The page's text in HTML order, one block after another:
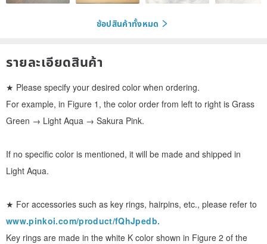
ช้อปสินค้าทั้งหมด
รายละเอียดสินค้า
★ Please specify your desired color when ordering.
For example, in Figure 1, the color order from left to right is Grass
Green → Light Aqua → Sakura Pink.
If no specific color is mentioned, it will be made and shipped in
Light Aqua.
★ For accessories such as key rings, hairpins, etc., please refer to
www.pinkoi.com/product/fQhJpedb.
Key rings are made in the white K color shown in Figure 2 of the